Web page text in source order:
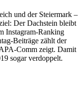
und der Steiermark –
Der Dachstein bleibt
Instagram-Ranking
Beiträge zählt der
Comm zeigt. Damit
sogar verdoppelt.